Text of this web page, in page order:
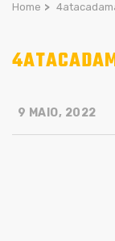
Home >
9 MAIO, 2022